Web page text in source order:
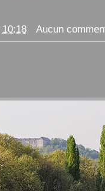
10:18 Aucun